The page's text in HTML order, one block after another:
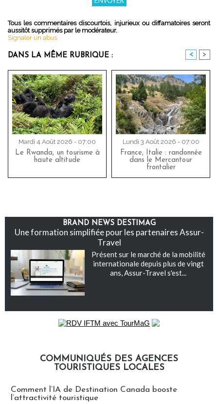
Tous les commentaires discourtois, injurieux ou diffamatoires seront
aussitôt supprimés par le modérateur.
Signaler un abus
DANS LA MÊME RUBRIQUE : < >
Mardi 4 Août 2026 - 07:00
Le Rwanda, un tourisme à
haute altitude
Lundi 3 Août 2026 - 07:00
France, Italie : randonnée
dans le Mercantour
frontalier
BRAND NEWS DESTIMAG
Une formation simplifiée pour les partenaires Assur-
Travel
Présent sur le marché de la mobilité
internationale depuis plus de vingt
ans, Assur-Travel s'est...
COMMUNIQUÉS DES AGENCES
TOURISTIQUES LOCALES
Comment l’IA de Destination Canada booste
l’attractivité touristique